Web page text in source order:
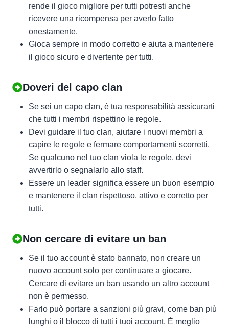
rende il gioco migliore per tutti potresti anche
ricevere una ricompensa per averlo fatto
onestamente.
Gioca sempre in modo corretto e aiuta a mantenere
il gioco sicuro e divertente per tutti.
Doveri del capo clan
Se sei un capo clan, è tua responsabilità assicurarti
che tutti i membri rispettino le regole.
Devi guidare il tuo clan, aiutare i nuovi membri a
capire le regole e fermare comportamenti scorretti.
Se qualcuno nel tuo clan viola le regole, devi
avvertirlo o segnalarlo allo staff.
Essere un leader significa essere un buon esempio
e mantenere il clan rispettoso, attivo e corretto per
tutti.
Non cercare di evitare un ban
Se il tuo account è stato bannato, non creare un
nuovo account solo per continuare a giocare.
Cercare di evitare un ban usando un altro account
non è permesso.
Farlo può portare a sanzioni più gravi, come ban più
lunghi o il blocco di tutti i tuoi account. È meglio